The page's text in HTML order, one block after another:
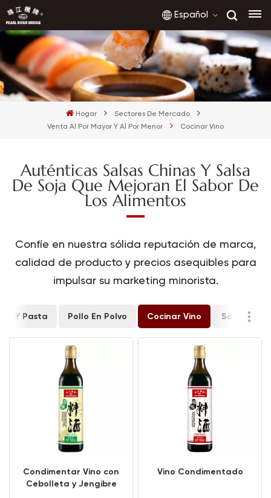
Español
English
français
русский
العربية
Hogar
Sectores De Mercado
Venta Al Por Mayor Y Al Por Menor
Cocinar Vino
Auténticas Salsas Chinas Y Salsa
De Soja Que Mejoran El Sabor De
Los Alimentos
Confíe en nuestra sólida reputación de marca,
calidad de producto y precios asequibles para
impulsar su marketing minorista.
Y Pasta Pollo En Polvo Cocinar Vino Salsa De
Condimentar Vino con
Cebolleta y Jengibre
Vino Condimentado